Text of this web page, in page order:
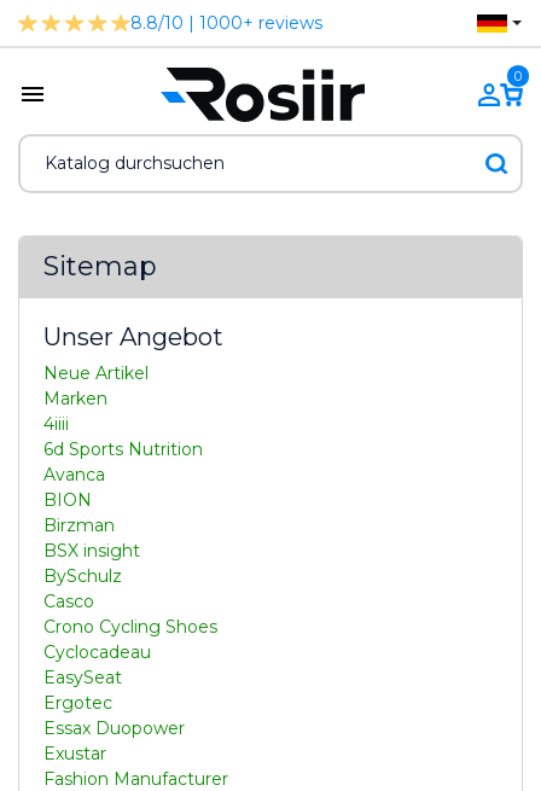
8.8/10 | 1000+ reviews
0
Sitemap
Unser Angebot
Neue Artikel
Marken
4iiii
6d Sports Nutrition
Avanca
BION
Birzman
BSX insight
BySchulz
Casco
Crono Cycling Shoes
Cyclocadeau
EasySeat
Ergotec
Essax Duopower
Exustar
Fashion Manufacturer